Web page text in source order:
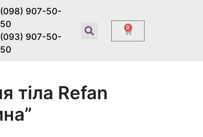
(098) 907-50-
50
(093) 907-50-
50
0
тіла Refan